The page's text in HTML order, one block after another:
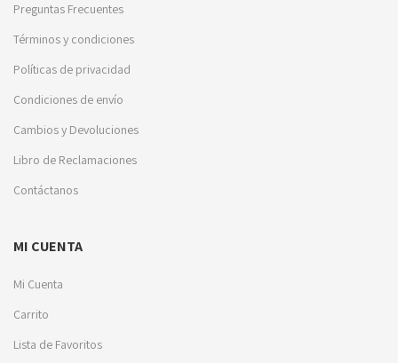
Preguntas Frecuentes
Términos y condiciones
Políticas de privacidad
Condiciones de envío
Cambios y Devoluciones
Libro de Reclamaciones
Contáctanos
MI CUENTA
Mi Cuenta
Carrito
Lista de Favoritos